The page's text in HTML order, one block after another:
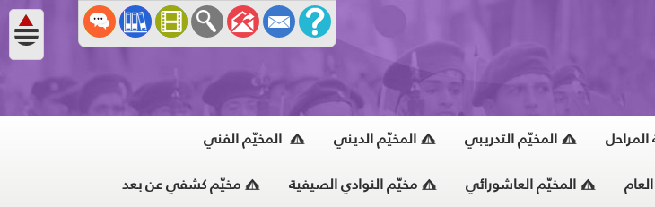
المخيّم التدريبي المخيّم الديني المخيّم الفني
المخيّم العاشورائي مخيّم النوادي الصيفية مخيّم كشفي عن بعد